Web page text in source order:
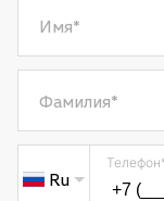
Имя*
Фамилия*
Ru
Телефон